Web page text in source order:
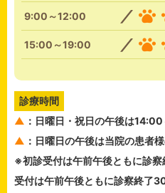
9:00～12:00
15:00～19:00
診療時間
▲ ：日曜日・祝日の午後は
▲ ：日曜日の午後は当院の患者
※初診受付は午前午後ともに診
受付は午前午後ともに診察終了